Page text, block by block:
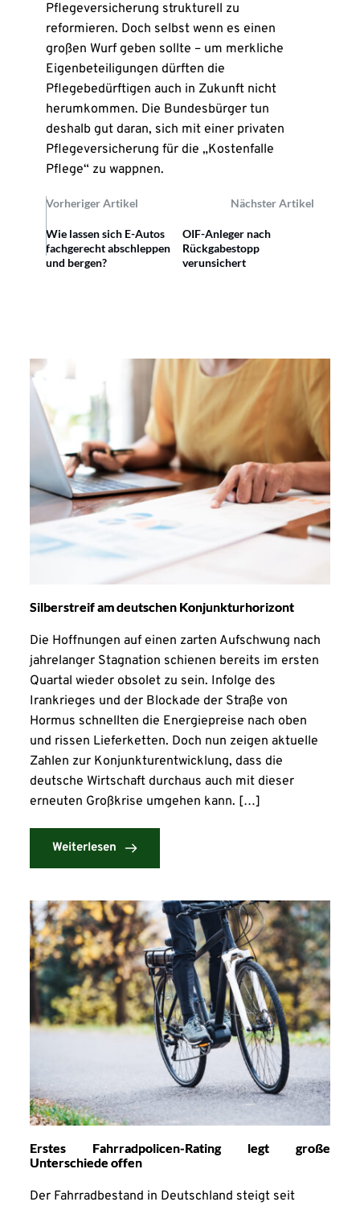
Pflegeversicherung strukturell zu
reformieren. Doch selbst wenn es einen
großen Wurf geben sollte – um merkliche
Eigenbeteiligungen dürften die
Pflegebedürftigen auch in Zukunft nicht
herumkommen. Die Bundesbürger tun
deshalb gut daran, sich mit einer privaten
Pflegeversicherung für die „Kostenfalle
Pflege“ zu wappnen.
Vorheriger Artikel Nächster Artikel
Wie lassen sich E-Autos
fachgerecht abschleppen
und bergen?
OIF-Anleger nach
Rückgabestopp
verunsichert
Silberstreif am deutschen Konjunkturhorizont
Die Hoffnungen auf einen zarten Aufschwung nach
jahrelanger Stagnation schienen bereits im ersten
Quartal wieder obsolet zu sein. Infolge des
Irankrieges und der Blockade der Straße von
Hormus schnellten die Energiepreise nach oben
und rissen Lieferketten. Doch nun zeigen aktuelle
Zahlen zur Konjunkturentwicklung, dass die
deutsche Wirtschaft durchaus auch mit dieser
erneuten Großkrise umgehen kann. […]
Weiterlesen
Erstes Fahrradpolicen-Rating legt große
Unterschiede offen
Der Fahrradbestand in Deutschland steigt seit